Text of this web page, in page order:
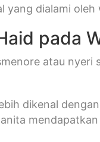
yang dialami oleh
pada
atau
dikenal